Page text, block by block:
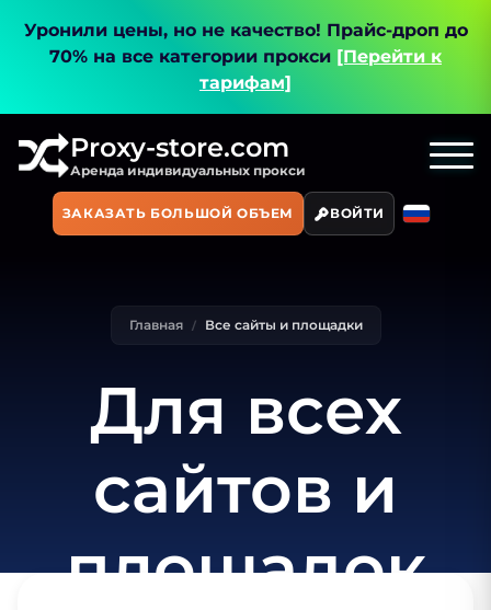
Уронили цены, но не качество! Прайс-дроп до
70% на все категории прокси [Перейти к
тарифам]
Proxy-store.com
Аренда индивидуальных прокси
ЗАКАЗАТЬ БОЛЬШОЙ ОБЪЕМ ВОЙТИ
Главная Все сайты и площадки
Для всех
сайтов и
площадок